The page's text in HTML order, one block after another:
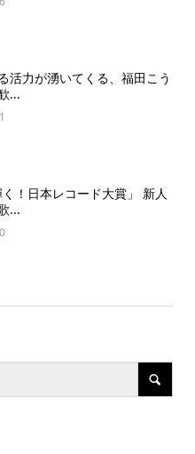
活力が湧いてくる、福田こう
...
く！日本レコード大賞」 新人
...